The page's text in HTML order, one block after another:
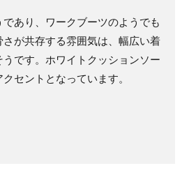
あり、ワークブーツのようでも
が共存する雰囲気は、幅広い着
です。ホワイトクッションソー
セントとなっています。